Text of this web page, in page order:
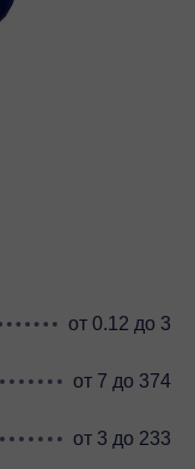
от 0.12 до 3
от 7 до 374
от 3 до 233